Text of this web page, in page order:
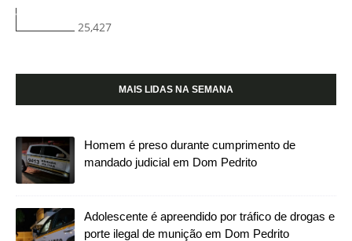
25,427
MAIS LIDAS NA SEMANA
Homem é preso durante cumprimento de
mandado judicial em Dom Pedrito
Adolescente é apreendido por tráfico de drogas e
porte ilegal de munição em Dom Pedrito